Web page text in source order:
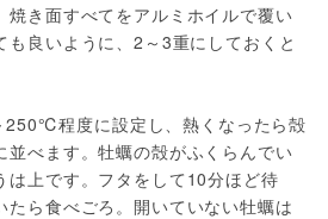
焼き面すべてをアルミホイルで覆い
も良いように、2～3重にしておくと
250℃程度に設定し、熱くなったら殻
並べます。牡蠣の殻がふくらんでい
は上です。フタをして10分ほど待
たら食べごろ。開いていない牡蠣は